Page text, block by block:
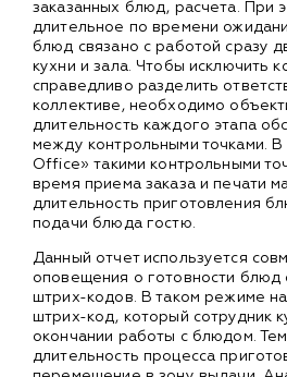
заказанных блюд, расчета. При
длительное по времени
блюд связано с работой сразу
кухни и зала. Чтобы исключить
справедливо разделить
коллективе, необходимо
длительность каждого этапа
между контрольными точками. В
Office» такими контрольными
время приема заказа и печати
длительность приготовления
подачи блюда гостю.
Данный отчет используется
оповещения о готовности
штрих-кодов. В таком режиме
штрих-код, который сотрудник
окончании работы с блюдом.
длительность процесса